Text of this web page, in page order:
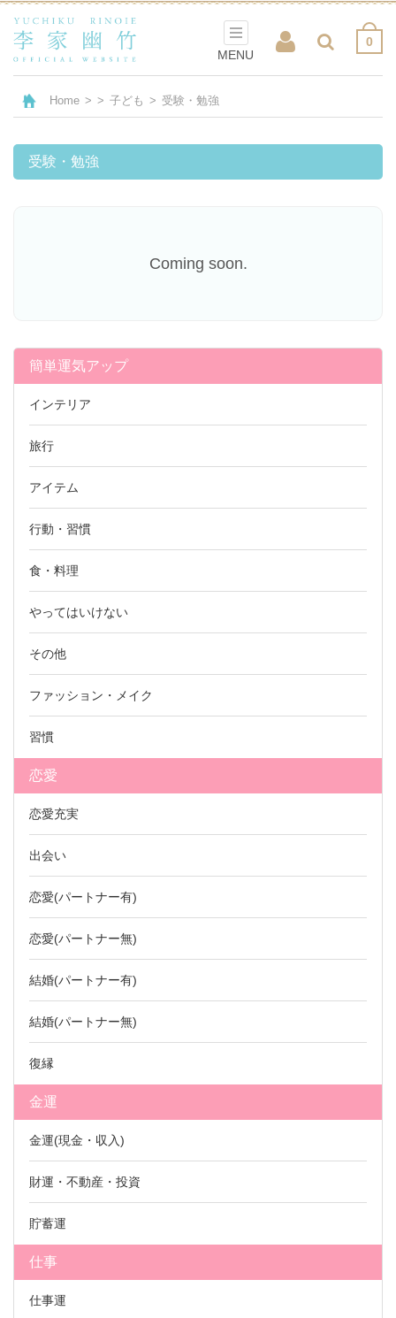
0
MENU
Home > > 子ども > 受験・勉強
受験・勉強
Coming soon.
簡単運気アップ
インテリア
旅行
アイテム
行動・習慣
食・料理
やってはいけない
その他
ファッション・メイク
習慣
恋愛
恋愛充実
出会い
恋愛(パートナー有)
恋愛(パートナー無)
結婚(パートナー有)
結婚(パートナー無)
復縁
金運
金運(現金・収入)
財運・不動産・投資
貯蓄運
仕事
仕事運